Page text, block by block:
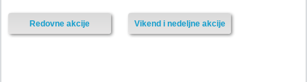
Vikend i nedeljne akcije
Redovne akcije